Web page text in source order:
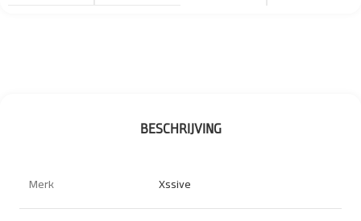
BESCHRIJVING
Merk Xssive